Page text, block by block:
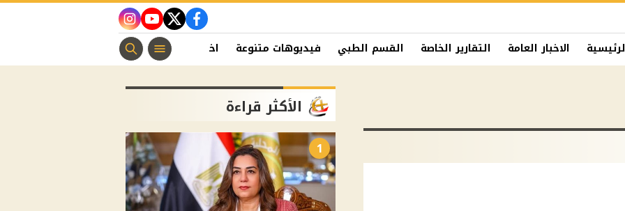
facebook
twitter
youtube
instagram
الاخبار العامة التقارير الخاصة القسم الطبي فيديوهات متنوعة اخبار الفن منوعات مسيحية
الأكثر قراءة
1